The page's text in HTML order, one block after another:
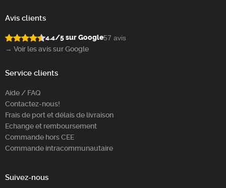
Avis clients
4.4/5 sur Google57 avis
→ Voir les avis sur Google
Service clients
Aide / FAQ
Contactez-nous!
Frais de port et délais de livraison
Echange et remboursement
Commande hors CEE
Commande intracommunautaire
Suivez-nous